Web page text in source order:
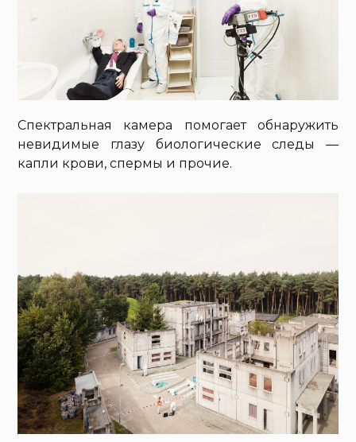
Спектральная камера помогает обнаружить
невидимые глазу биологические следы —
капли крови, спермы и прочие.